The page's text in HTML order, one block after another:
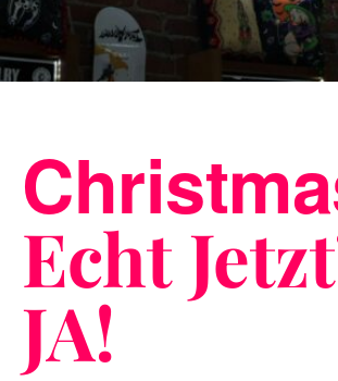
Erlebnispark
Blog
Nachhaltigkeit
Echt
JA!